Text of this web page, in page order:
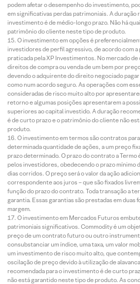
podem afetar o desempenho do investimento,
em significativas perdas patrimoniais. A duração
investimento é de médio-longo prazo. Não há
patrimônio do cliente neste tipo de produto.
O investimento em opções é
investidores de perfil agressivo, de acordo com
praticada pela XP Investimentos. No mercado
direitos de compra ou venda de um bem por
devendo o adquirente do direito negociado
como num acordo seguro. As operações com
consideradas de risco muito alto por
retorno e algumas posições apresentarem a
superiores ao capital investido. A duração
é de curto prazo e o patrimônio do cliente não
produto.
O investimento em termos são contratos
determinada quantidade de ações, a um preço
prazo determinado. O prazo do contrato a
pelos investidores, obedecendo o prazo mínimo
dias corridos. O preço será o valor da ação
correspondente aos juros – que são fixados
função do prazo do contrato. Toda transação a
garantia. Essas garantias são prestadas em duas
margem.
O investimento em Mercados Futuros
patrimoniais significativos. Commodity é um
preço de um contrato futuro ou outro
consubstanciar um índice, uma taxa, um valor
um investimento de risco muito alto, que
oscilação de preço devido à utilização de
recomendada para o investimento é de curto
não está garantido neste tipo de produto. As